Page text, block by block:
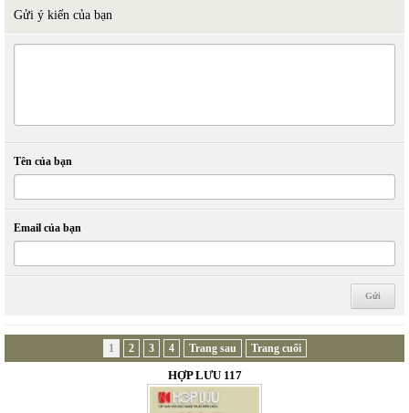
Gửi ý kiến của bạn
Tên của bạn
Email của bạn
1 2 3 4 Trang sau Trang cuối
HỢP LƯU 117